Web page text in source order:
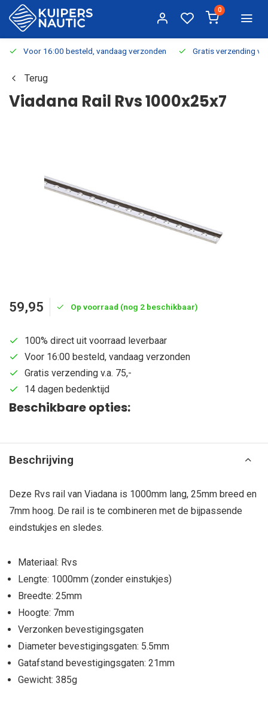
0
Voor 16:00 besteld, vandaag verzonden Gratis verzending
Terug
Viadana Rail Rvs 1000x25x7
59,95 Op voorraad (nog 2 beschikbaar)
100% direct uit voorraad leverbaar
Voor 16:00 besteld, vandaag verzonden
Gratis verzending v.a. 75,-
14 dagen bedenktijd
Beschikbare opties:
Beschrijving
Deze Rvs rail van Viadana is 1000mm lang, 25mm breed en
7mm hoog. De rail is te combineren met de bijpassende
eindstukjes en sledes.
Materiaal: Rvs
Lengte: 1000mm (zonder einstukjes)
Breedte: 25mm
Hoogte: 7mm
Verzonken bevestigingsgaten
Diameter bevestigingsgaten: 5.5mm
Gatafstand bevestigingsgaten: 21mm
Gewicht: 385g